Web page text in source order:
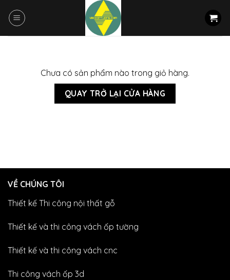
Chưa có sản phẩm nào trong giỏ hàng.
QUAY TRỞ LẠI CỬA HÀNG
VỀ CHÚNG TÔI
Thiết kế Thi công nội thất gỗ
Thiết kế và thi công vách ốp tường
Thiết kế và thi công vách cnc
Thi công vách ốp 3d